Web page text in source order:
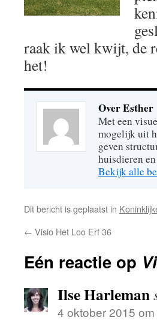
raak ik wel kwijt, de
het!
Over Esther
Met een
mogelijk uit
geven
huisdieren
Bekijk alle
Dit bericht is geplaatst in
← Visio Het Loo Erf 36
Eén reactie op
Ilse Harleman
4 oktober 2015